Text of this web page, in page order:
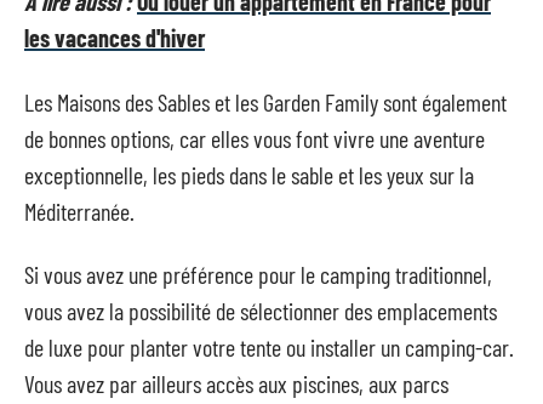
les vacances d'hiver
Les Maisons des Sables et les Garden Family sont également
de bonnes options, car elles vous font vivre une aventure
exceptionnelle, les pieds dans le sable et les yeux sur la
Méditerranée.
Si vous avez une préférence pour le camping traditionnel,
vous avez la possibilité de sélectionner des emplacements
de luxe pour planter votre tente ou installer un camping-car.
Vous avez par ailleurs accès aux piscines, aux parcs